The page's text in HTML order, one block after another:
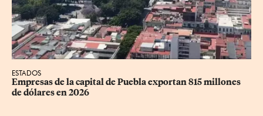
ESTADOS
Empresas de la capital de Puebla exportan 815 millones
de dólares en 2026